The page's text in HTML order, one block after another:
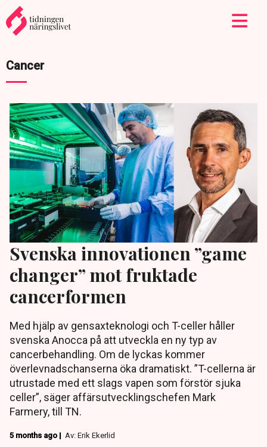
Cancer
Svenska innovationen ”game
changer” mot fruktade
cancerformen
Med hjälp av gensaxteknologi och T-celler håller
svenska Anocca på att utveckla en ny typ av
cancerbehandling. Om de lyckas kommer
överlevnadschanserna öka dramatiskt. ”T-cellerna är
utrustade med ett slags vapen som förstör sjuka
celler”, säger affärsutvecklingschefen Mark
Farmery, till TN.
5 months ago | Av: Erik Ekerlid